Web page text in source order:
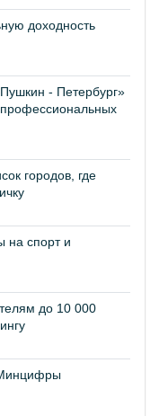
доходность
- Петербург»
профессиональных
городов, где
на спорт и
до 10 000